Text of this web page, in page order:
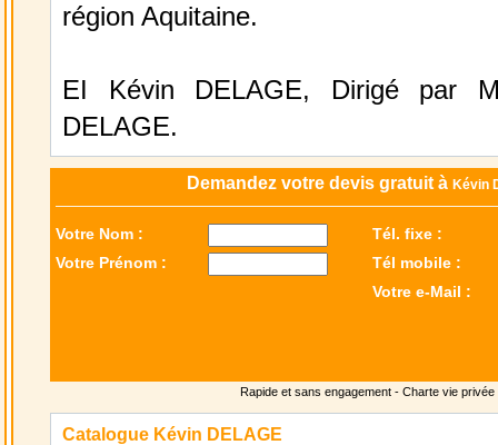
région Aquitaine.
EI Kévin DELAGE, Dirigé par
DELAGE.
Demandez votre devis gratuit à Kévin
Votre Nom :
Tél. fixe :
Votre Prénom :
Tél mobile :
Votre e-Mail :
Rapide et sans engagement - Charte vie privée
Catalogue Kévin DELAGE